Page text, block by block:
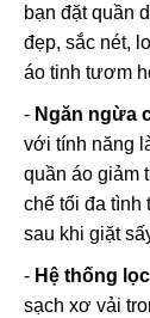
bạn đặt quần
đẹp, sắc nét,
áo tinh tươm
- Ngăn ngừa
với tính năng
quần áo giảm
chế tối đa tình
sau khi giặt
- Hệ thống
sạch xơ vải